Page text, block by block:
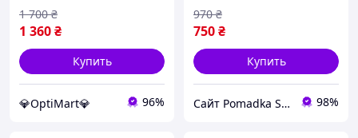
1 360₴
1 700 ₴
Купить
💎OptiMart💎 96%
750₴
970 ₴
Купить
Сайт Pomadka Shop 98%